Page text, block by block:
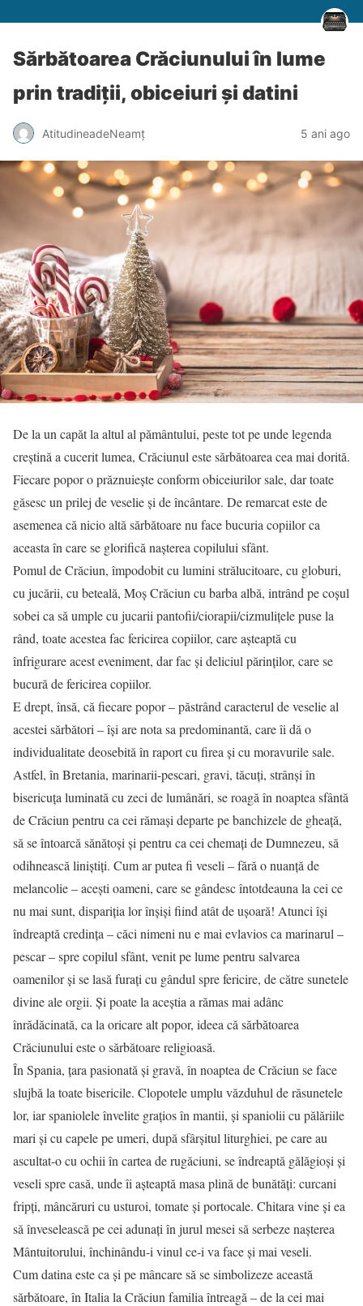
Sărbătoarea Crăciunului în lume
prin tradiții, obiceiuri și datini
AtitudineadeNeamț 5 ani ago
De la un capăt la altul al pământului, peste tot pe unde legenda
creștină a cucerit lumea, Crăciunul este sărbătoarea cea mai dorită.
Fiecare popor o prăznuiește conform obiceiurilor sale, dar toate
găsesc un prilej de veselie și de încântare. De remarcat este de
asemenea că nicio altă sărbătoare nu face bucuria copiilor ca
aceasta în care se glorifică nașterea copilului sfânt.
Pomul de Crăciun, împodobit cu lumini strălucitoare, cu globuri,
cu jucării, cu beteală, Moș Crăciun cu barba albă, intrând pe coșul
sobei ca să umple cu jucarii pantofii/ciorapii/cizmulițele puse la
rând, toate acestea fac fericirea copiilor, care așteaptă cu
înfrigurare acest eveniment, dar fac și deliciul părinților, care se
bucură de fericirea copiilor.
E drept, însă, că fiecare popor – păstrând caracterul de veselie al
acestei sărbători – își are nota sa predominantă, care îi dă o
individualitate deosebită în raport cu firea și cu moravurile sale.
Astfel, în Bretania, marinarii-pescari, gravi, tăcuți, strânși în
bisericuța luminată cu zeci de lumânări, se roagă în noaptea sfântă
de Crăciun pentru ca cei rămași departe pe banchizele de gheață,
să se întoarcă sănătoși și pentru ca cei chemați de Dumnezeu, să
odihnească liniștiți. Cum ar putea fi veseli – fără o nuanță de
melancolie – acești oameni, care se gândesc întotdeauna la cei ce
nu mai sunt, dispariția lor înșiși fiind atât de ușoară! Atunci își
îndreaptă credința – căci nimeni nu e mai evlavios ca marinarul –
pescar – spre copilul sfânt, venit pe lume pentru salvarea
oamenilor și se lasă furați cu gândul spre fericire, de către sunetele
divine ale orgii. Și poate la aceștia a rămas mai adânc
înrădăcinată, ca la oricare alt popor, ideea că sărbătoarea
Crăciunului este o sărbătoare religioasă.
În Spania, țara pasionată și gravă, în noaptea de Crăciun se face
slujbă la toate bisericile. Clopotele umplu văzduhul de răsunetele
lor, iar spaniolele învelite grațios în mantii, și spaniolii cu pălăriile
mari și cu capele pe umeri, după sfârșitul liturghiei, pe care au
ascultat-o cu ochii în cartea de rugăciuni, se îndreaptă gălăgioși și
veseli spre casă, unde îi așteaptă masa plină de bunătăți: curcani
fripți, mâncăruri cu usturoi, tomate și portocale. Chitara vine și ea
să înveselească pe cei adunați în jurul mesei să serbeze nașterea
Mântuitorului, închinându-i vinul ce-i va face și mai veseli.
Cum datina este ca și pe mâncare să se simbolizeze această
sărbătoare, în Italia la Crăciun familia întreagă – de la cei mai